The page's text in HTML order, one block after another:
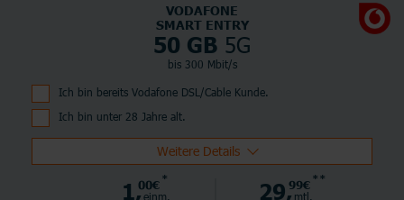
VODAFONE
SMART ENTRY
50 GB 5G
bis 300 Mbit/s
Ich bin bereits Vodafone DSL/Cable Kunde.
Ich bin unter 28 Jahre alt.
Weitere Details
1,00€ *
einm. 29,99€ **
mtl.